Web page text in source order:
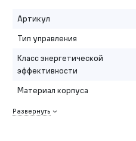
Артикул
Тип управления
Класс энергетической
эффективности
Материал корпуса
Развернуть